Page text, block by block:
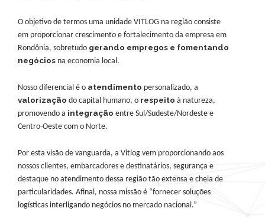
O objetivo de termos uma unidade VITLOG na região consiste
em proporcionar crescimento e fortalecimento da empresa em
Rondônia, sobretudo gerando empregos e fomentando
negócios na economia local.
Nosso diferencial é o atendimento personalizado, a
valorização do capital humano, o respeito à natureza,
promovendo a integração entre Sul/Sudeste/Nordeste e
Centro-Oeste com o Norte.
Por esta visão de vanguarda, a Vitlog vem proporcionando aos
nossos clientes, embarcadores e destinatários, segurança e
destaque no atendimento dessa região tão extensa e cheia de
particularidades. Afinal, nossa missão é “fornecer soluções
logísticas interligando negócios no mercado nacional.”